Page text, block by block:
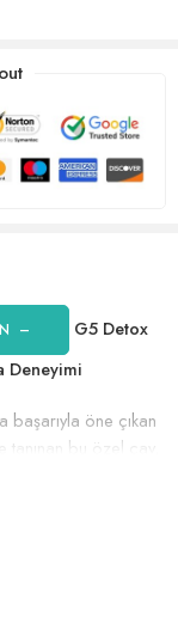
–
G5 Detox
Deneyimi
öne çıkan
bu özel çay,
destek olur ve
tarafından özenle
sağlıklı bir